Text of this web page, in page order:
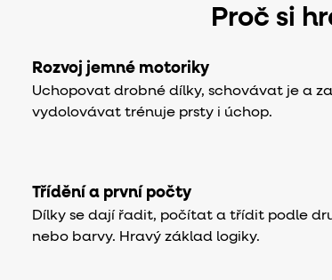
Proč si
Rozvoj jemné motoriky
Uchopovat drobné dílky, schovávat je a
vydolovávat trénuje prsty i úchop.
Třídění a první počty
Dílky se dají řadit, počítat a třídit podle
nebo barvy. Hravý základ logiky.